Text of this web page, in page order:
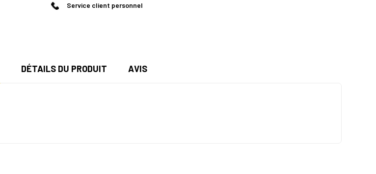
Service client personnel
DÉTAILS DU PRODUIT AVIS